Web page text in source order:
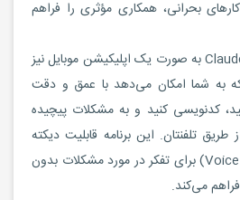
بحرانی، همکاری مؤثری را فراهم
Claude به صورت یک اپلیکیشن موبایل نیز
به شما امکان می‌دهد با عمق و دقت
کدنویسی کنید و به مشکلات پیچیده
طریق تلفنتان. این برنامه قابلیت دیکته
صوتی (Voice Dictation) برای تفکر در مورد مشکلات بدون
می‌کند.